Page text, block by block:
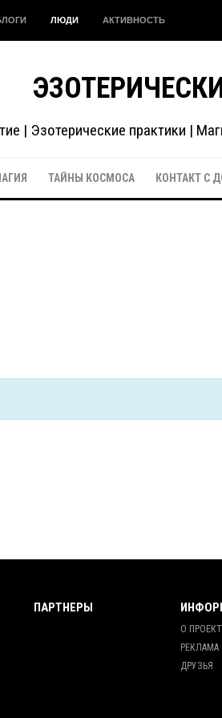
ЛЮДИ АКТИВНОСТЬ
| Эзотерические практики |
ТАЙНЫ КОСМОСА КОНТАКТ С
ПАРТНЕРЫ
О
РЕКЛАМА
ДРУЗЬЯ